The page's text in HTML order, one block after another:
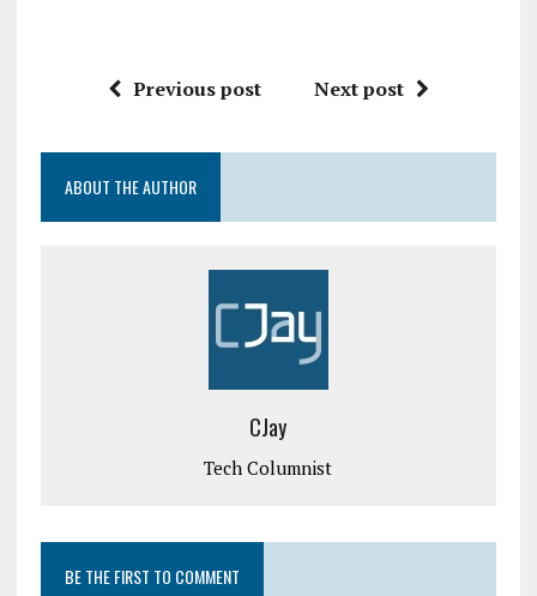
Previous post Next post
ABOUT THE AUTHOR
CJay
Tech Columnist
BE THE FIRST TO COMMENT